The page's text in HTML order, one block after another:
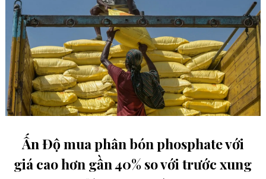
Ấn Độ mua phân bón phosphate với
giá cao hơn gần 40% so với trước xung